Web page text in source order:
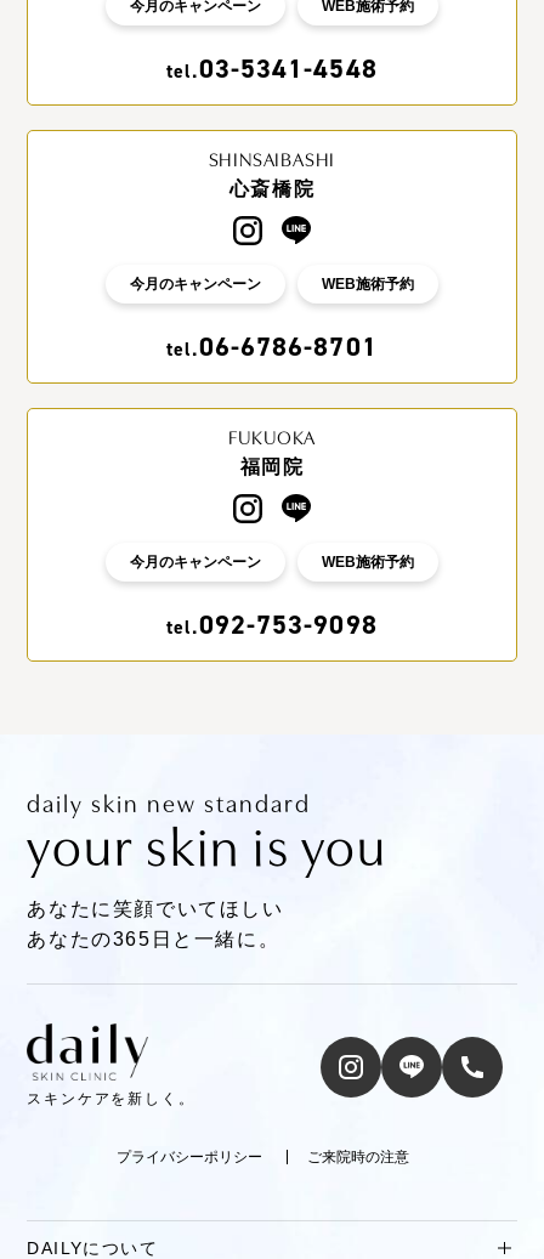
今月のキャンペーン WEB施術予約
tel.03-5341-4548
SHINSAIBASHI
心斎橋院
今月のキャンペーン WEB施術予約
tel.06-6786-8701
FUKUOKA
福岡院
今月のキャンペーン WEB施術予約
tel.092-753-9098
daily skin new standard
your skin is you
あなたに笑顔でいてほしい
あなたの365日と一緒に。
スキンケアを新しく。
プライバシーポリシー ご来院時の注意
DAILYについて